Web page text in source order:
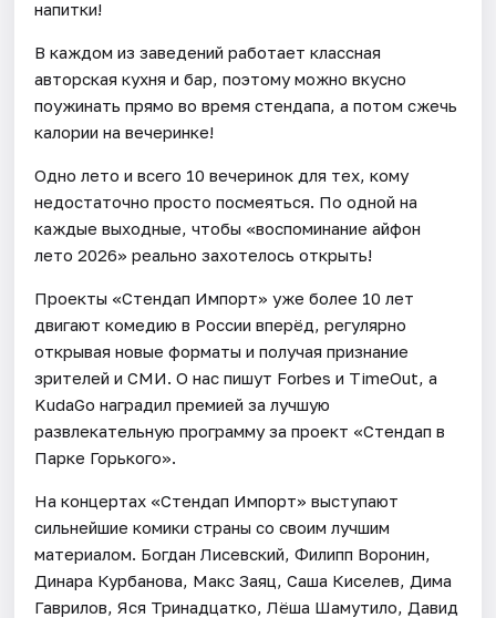
напитки!
В каждом из заведений работает классная
авторская кухня и бар, поэтому можно вкусно
поужинать прямо во время стендапа, а потом сжечь
калории на вечеринке!
Одно лето и всего 10 вечеринок для тех, кому
недостаточно просто посмеяться. По одной на
каждые выходные, чтобы «воспоминание айфон
лето 2026» реально захотелось открыть!
Проекты «Стендап Импорт» уже более 10 лет
двигают комедию в России вперёд, регулярно
открывая новые форматы и получая признание
зрителей и СМИ. О нас пишут Forbes и TimeOut, а
KudaGo наградил премией за лучшую
развлекательную программу за проект «Стендап в
Парке Горького».
На концертах «Стендап Импорт» выступают
сильнейшие комики страны со своим лучшим
материалом. Богдан Лисевский, Филипп Воронин,
Динара Курбанова, Макс Заяц, Саша Киселев, Дима
Гаврилов, Яся Тринадцатко, Лёша Шамутило, Давид